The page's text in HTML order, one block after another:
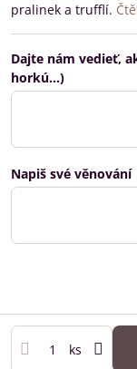
pralinek a trufflí.
Dajte nám vedieť,
horkú...)
Napiš své věnování
ks